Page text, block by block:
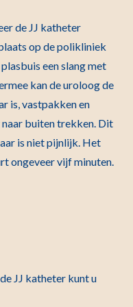
de JJ katheter
op de polikliniek
een slang met
kan de uroloog de
is, vastpakken en
buiten trekken. Dit
is niet pijnlijk. Het
ongeveer vijf minuten.
JJ katheter kunt u